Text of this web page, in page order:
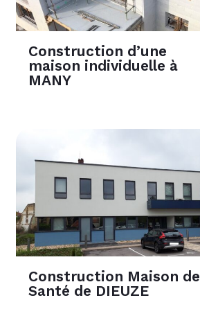
Construction d’une
maison individuelle à
MANY
Construction Maison de
Santé de DIEUZE